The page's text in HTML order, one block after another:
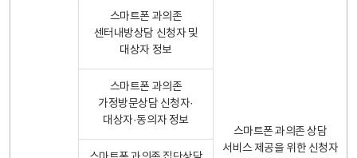
스마트폰 과의존
센터내방상담 신청자 및
대상자 정보
스마트폰 과의존 상담
서비스 제공을 위한 신청자
스마트폰 과의존
가정방문상담 신청자·
대상자·동의자 정보